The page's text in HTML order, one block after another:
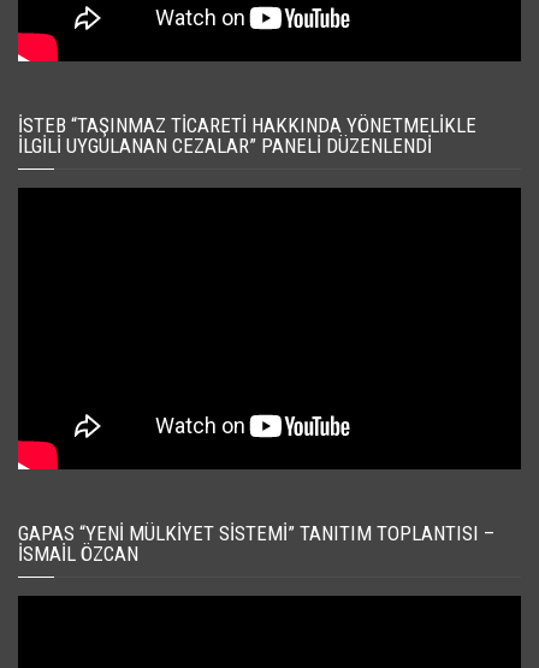
İSTEB “TAŞINMAZ TICARETI HAKKINDA YÖNETMELIKLE
İLGILI UYGULANAN CEZALAR” PANELI DÜZENLENDI
GAPAS “YENI MÜLKIYET SISTEMI” TANITIM TOPLANTISI –
İSMAIL ÖZCAN